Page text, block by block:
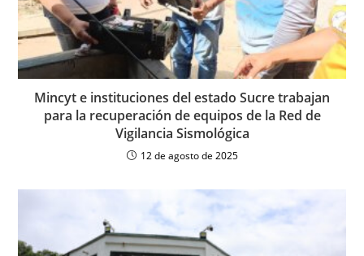
Mincyt e instituciones del estado Sucre trabajan
para la recuperación de equipos de la Red de
Vigilancia Sismológica
12 de agosto de 2025